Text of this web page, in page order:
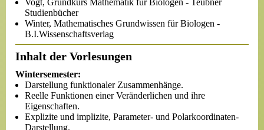
Vogt, Grundkurs Mathematik für Biologen - Teubner
Studienbücher
Winter, Mathematisches Grundwissen für Biologen -
B.I.Wissenschaftsverlag
Inhalt der Vorlesungen
Wintersemester:
Darstellung funktionaler Zusammenhänge.
Reelle Funktionen einer Veränderlichen und ihre
Eigenschaften.
Explizite und implizite, Parameter- und Polarkoordinaten-
Darstellung.